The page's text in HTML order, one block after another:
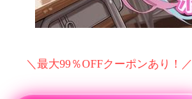
＼最大99％OFFクーポンあり！／